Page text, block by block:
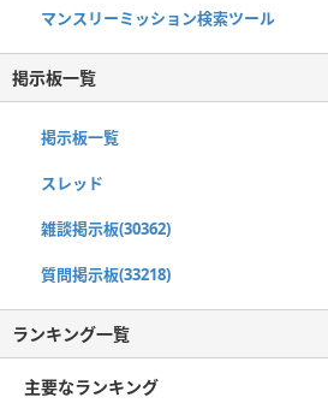
マンスリーミッション検索ツール
掲示板一覧
掲示板一覧
スレッド
雑談掲示板(30362)
質問掲示板(33218)
ランキング一覧
主要なランキング